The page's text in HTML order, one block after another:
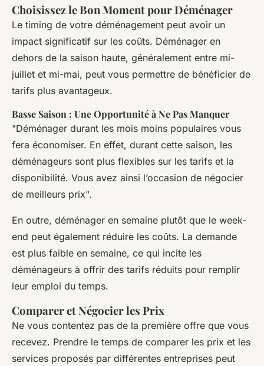
Choisissez le Bon Moment pour Déménager
Le timing de votre déménagement peut avoir un
impact significatif sur les coûts. Déménager en
dehors de la saison haute, généralement entre mi-
juillet et mi-mai, peut vous permettre de bénéficier de
tarifs plus avantageux.
Basse Saison : Une Opportunité à Ne Pas Manquer
"Déménager durant les mois moins populaires vous
fera économiser. En effet, durant cette saison, les
déménageurs sont plus flexibles sur les tarifs et la
disponibilité. Vous avez ainsi l’occasion de négocier
de meilleurs prix".
En outre, déménager en semaine plutôt que le week-
end peut également réduire les coûts. La demande
est plus faible en semaine, ce qui incite les
déménageurs à offrir des tarifs réduits pour remplir
leur emploi du temps.
Comparer et Négocier les Prix
Ne vous contentez pas de la première offre que vous
recevez. Prendre le temps de comparer les prix et les
services proposés par différentes entreprises peut